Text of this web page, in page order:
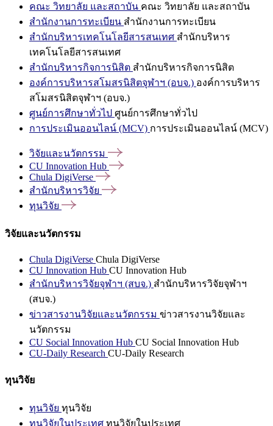
คณะ วิทยาลัย และสถาบัน คณะ วิทยาลัย และสถาบัน
สำนักงานการทะเบียน สำนักงานการทะเบียน
สำนักบริหารเทคโนโลยีสารสนเทศ สำนักบริหาร
เทคโนโลยีสารสนเทศ
สำนักบริหารกิจการนิสิต สำนักบริหารกิจการนิสิต
องค์การบริหารสโมสรนิสิตจุฬาฯ (อบจ.) องค์การบริหาร
สโมสรนิสิตจุฬาฯ (อบจ.)
ศูนย์การศึกษาทั่วไป ศูนย์การศึกษาทั่วไป
การประเมินออนไลน์ (MCV) การประเมินออนไลน์ (MCV)
วิจัยและนวัตกรรม
CU Innovation Hub
Chula DigiVerse
สำนักบริหารวิจัย
ทุนวิจัย
วิจัยและนวัตกรรม
Chula DigiVerse Chula DigiVerse
CU Innovation Hub CU Innovation Hub
สำนักบริหารวิจัยจุฬาฯ (สบจ.) สำนักบริหารวิจัยจุฬาฯ
(สบจ.)
ข่าวสารงานวิจัยและนวัตกรรม ข่าวสารงานวิจัยและ
นวัตกรรม
CU Social Innovation Hub CU Social Innovation Hub
CU-Daily Research CU-Daily Research
ทุนวิจัย
ทุนวิจัย ทุนวิจัย
ทุนวิจัยในประเทศ ทุนวิจัยในประเทศ